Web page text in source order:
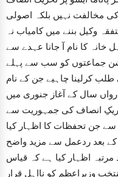
کی مخالفت نہیں بلکہ اصولی
وکیل بننے میں کامیاب نہ
خانہ کا نام آ جانا عہدے سے
جماعتوں کو سب سے پہلے
کرلینا چاہیے جن کے نام
سال کے آغاز جنوری میں
انصاف کی جمہوریت سے
سے جن تحفظات کا اظہار کیا
کے بعد ردعمل سے مزید واضح
اظہار کیا ہے کہ قیاس
وزیراعظم کو نااہل قرار